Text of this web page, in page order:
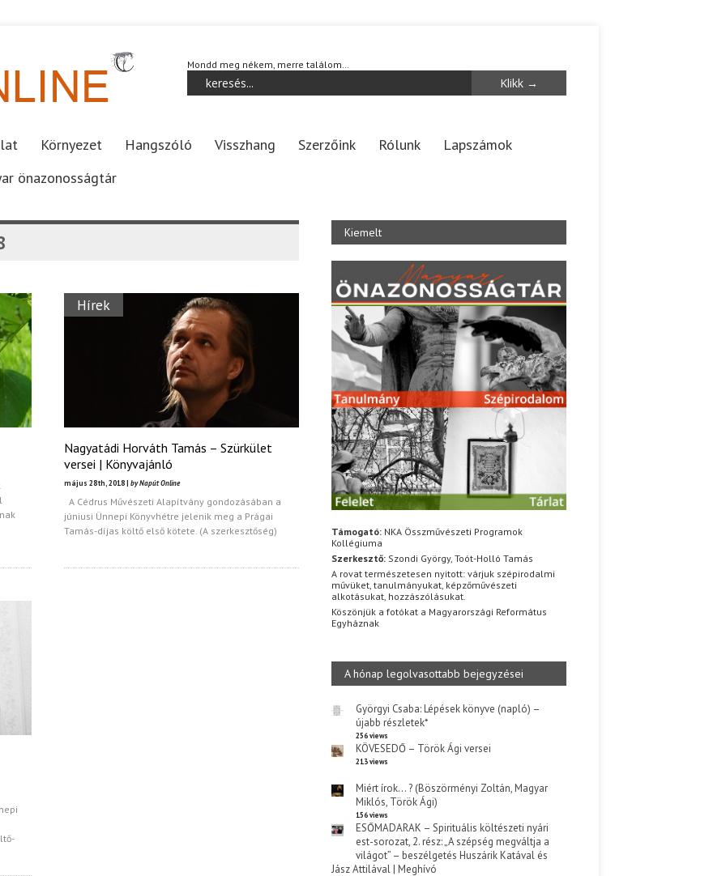
Mondd meg nékem, merre találom…
Környezet Hangszóló Visszhang Szerzőink Rólunk
Lapszámok
önazonosságtár
Hírek
Nagyatádi Horváth Tamás – Szürkület
versei | Könyvajánló
május 28th, 2018 | by Napút Online
A Cédrus Művészeti Alapítvány gondozásában a
júniusi Ünnepi Könyvhétre jelenik meg a Prágai
Tamás-díjas költő első kötete. (A szerkesztőség)
Kiemelt
Támogató: NKA Összművészeti Programok
Kollégiuma
Szerkesztő: Szondi György, Toót-Holló Tamás
A rovat természetesen nyitott: várjuk szépirodalmi
művüket, tanulmányukat, képzőművészeti
alkotásukat, hozzászólásukat.
Köszönjük a fotókat a Magyarországi Református
Egyháznak
A hónap legolvasottabb bejegyzései
Györgyi Csaba: Lépések könyve (napló) –
újabb részletek*
256 views
KÖVESEDŐ – Török Ági versei
213 views
Miért írok… ? (Böszörményi Zoltán, Magyar
Miklós, Török Ági)
156 views
ESŐMADARAK – Spirituális költészeti nyári
est-sorozat, 2. rész: „A szépség megváltja a
világot” – beszélgetés Huszárik Katával és
Jász Attilával | Meghívó